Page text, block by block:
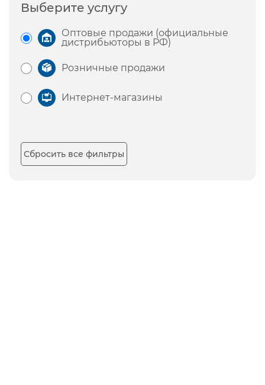
Выберите услугу
Оптовые продажи (официальные
дистрибьюторы в РФ)
Розничные продажи
Интернет-магазины
Сбросить все фильтры